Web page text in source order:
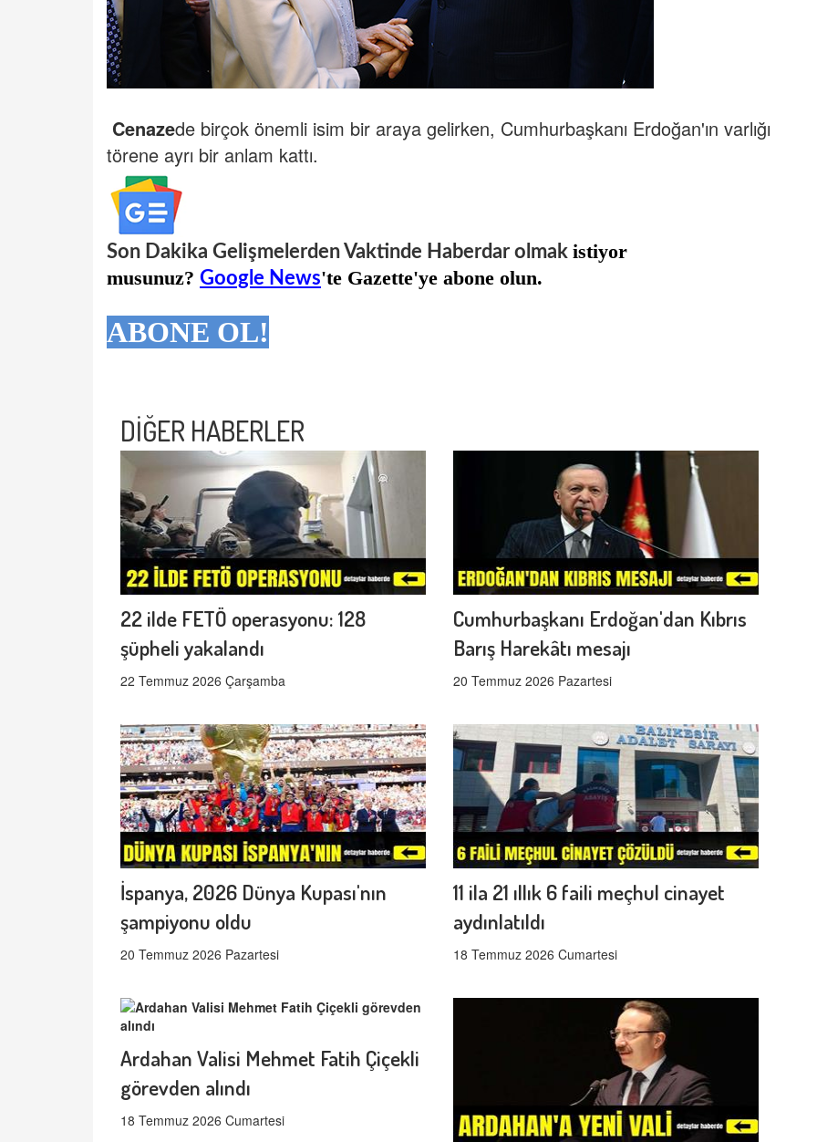
Cenazede birçok önemli isim bir araya gelirken, Cumhurbaşkanı Erdoğan'ın varlığı
törene ayrı bir anlam kattı.
Son Dakika Gelişmelerden Vaktinde Haberdar olmak istiyor
musunuz? Google News'te Gazette'ye abone olun.
ABONE OL!
DİĞER HABERLER
22 ilde FETÖ operasyonu: 128
şüpheli yakalandı
22 Temmuz 2026 Çarşamba
Cumhurbaşkanı Erdoğan'dan Kıbrıs
Barış Harekâtı mesajı
20 Temmuz 2026 Pazartesi
İspanya, 2026 Dünya Kupası'nın
şampiyonu oldu
20 Temmuz 2026 Pazartesi
11 ila 21 ıllık 6 faili meçhul cinayet
aydınlatıldı
18 Temmuz 2026 Cumartesi
Ardahan Valisi Mehmet Fatih Çiçekli
görevden alındı
18 Temmuz 2026 Cumartesi